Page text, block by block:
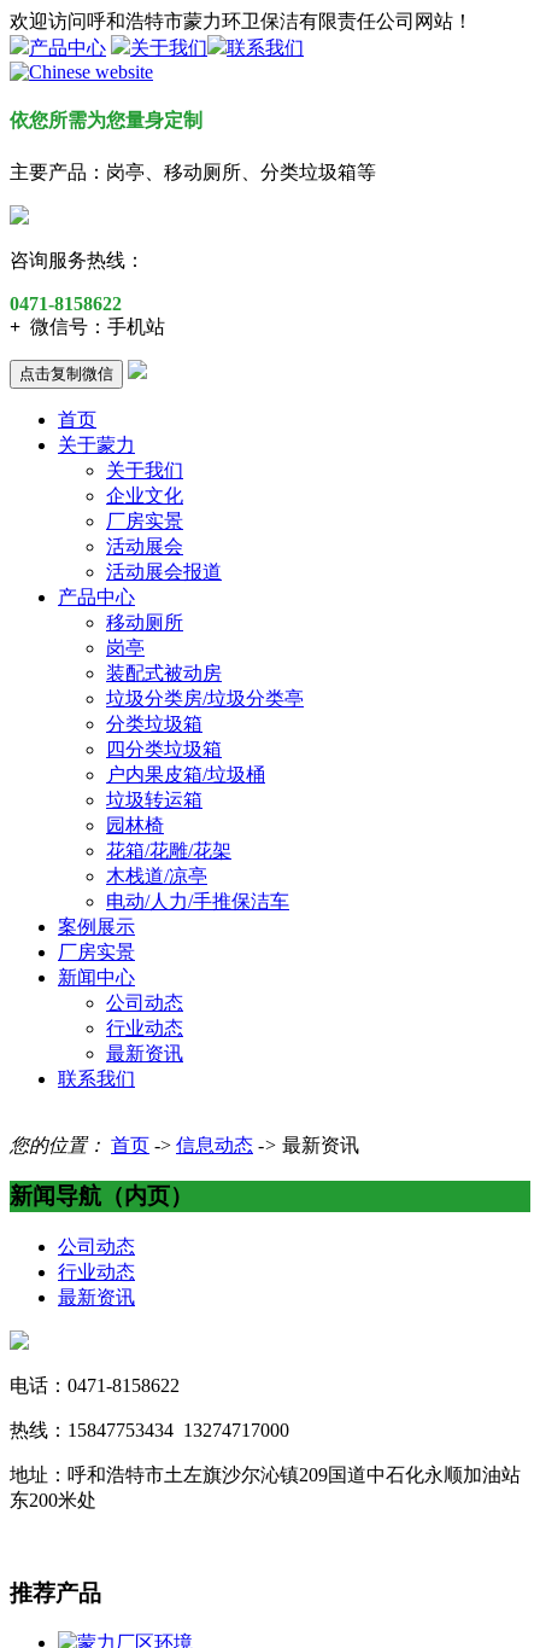
欢迎访问呼和浩特市蒙力环卫保洁有限责任公司网站！
产品中心
关于我们 联系我们
依您所需为您量身定制
主要产品：岗亭、移动厕所、分类垃圾箱等
咨询服务热线：
0471-8158622
+ 微信号： 手机站
点击复制微信
首页
关于蒙力
关于我们
企业文化
厂房实景
活动展会
活动展会报道
产品中心
移动厕所
岗亭
装配式被动房
垃圾分类房/垃圾分类亭
分类垃圾箱
四分类垃圾箱
户内果皮箱/垃圾桶
垃圾转运箱
园林椅
花箱/花雕/花架
木栈道/凉亭
电动/人力/手推保洁车
案例展示
厂房实景
新闻中心
公司动态
行业动态
最新资讯
联系我们
您的位置： 首页 -> 信息动态 -> 最新资讯
新闻导航（内页）
公司动态
行业动态
最新资讯
电话：0471-8158622
热线：15847753434 13274717000
地址：呼和浩特市土左旗沙尔沁镇209国道中石化永顺加油站
东200米处
推荐产品